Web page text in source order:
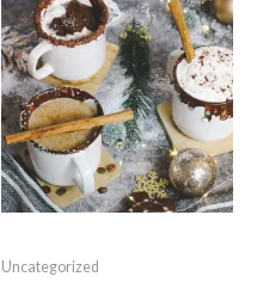
Uncategorized